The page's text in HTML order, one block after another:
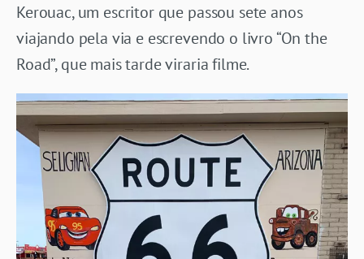
Kerouac, um escritor que passou sete anos
viajando pela via e escrevendo o livro “On the
Road”, que mais tarde viraria filme.